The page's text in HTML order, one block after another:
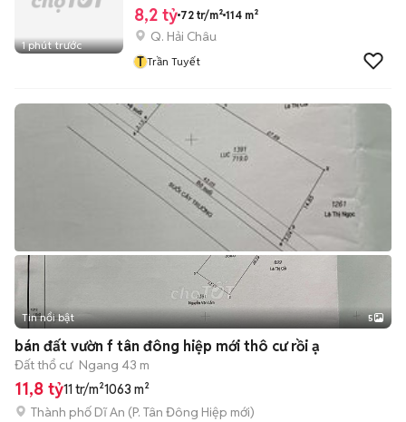
1 phút trước
8,2 tỷ 72 tr/m² 114 m²
Q. Hải Châu
T Trần Tuyết
Tin nổi bật 5
bán đất vườn f tân đông hiệp mới thô cư rồi ạ
Đất thổ cư Ngang 43 m
11,8 tỷ11 tr/m²1063 m²
Thành phố Dĩ An (P. Tân Đông Hiệp mới)